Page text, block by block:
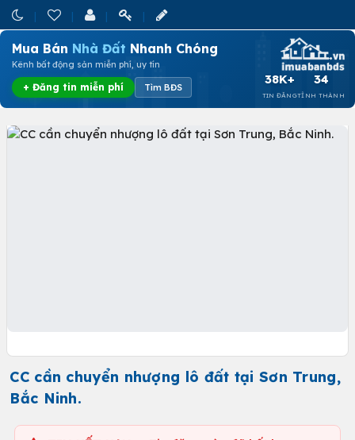
Mua Bán Nhà Đất Nhanh Chóng
Kênh bất động sản miễn phí, uy tín
+ Đăng tin miễn phí Tìm BĐS
38K+
TIN ĐĂNG
34
TỈNH THÀNH
CC cần chuyển nhượng lô đất tại Sơn Trung,
Bắc Ninh.